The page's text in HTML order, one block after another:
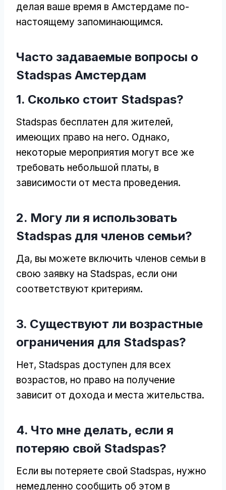
делая ваше время в Амстердаме по-
настоящему запоминающимся.
Часто задаваемые вопросы о
Stadspas Амстердам
1. Сколько стоит Stadspas?
Stadspas бесплатен для жителей,
имеющих право на него. Однако,
некоторые мероприятия могут все же
требовать небольшой платы, в
зависимости от места проведения.
2. Могу ли я использовать
Stadspas для членов семьи?
Да, вы можете включить членов семьи в
свою заявку на Stadspas, если они
соответствуют критериям.
3. Существуют ли возрастные
ограничения для Stadspas?
Нет, Stadspas доступен для всех
возрастов, но право на получение
зависит от дохода и места жительства.
4. Что мне делать, если я
потеряю свой Stadspas?
Если вы потеряете свой Stadspas, нужно
немедленно сообщить об этом в